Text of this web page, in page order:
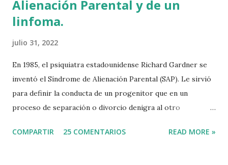
Alienación Parental y de un
linfoma.
julio 31, 2022
En 1985, el psiquiatra estadounidense Richard Gardner se
inventó el Síndrome de Alienación Parental (SAP). Le sirvió
para definir la conducta de un progenitor que en un
proceso de separación o divorcio denigra al otro
machismo predominante hace 40 años sirvió incluso para
COMPARTIR 25 COMENTARIOS READ MORE »